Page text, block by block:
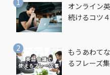
オンライン
続けるコツ
もうあわて
るフレーズ集